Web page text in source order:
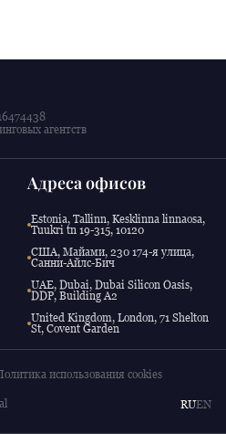
агентств
Адреса офисов
Estonia, Tallinn, Kesklinna linnaosa,
Tuukri tn 19-315, 10120
США, Майами, 230 174-я улица,
Санни-Айлс-Бич
UAE, Dubai, Dubai Silicon Oasis,
DDP, Building A2
United Kingdom, London, 71 Shelton
St, Covent Garden
использования cookies
RUEN